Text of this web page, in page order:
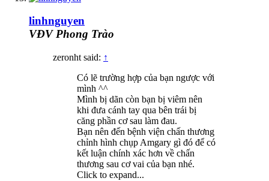
linhnguyen
VĐV Phong Trào
zeronht said: ↑
Có lẽ trường hợp của bạn ngược với
mình ^^
Mình bị dãn còn bạn bị viêm nên
khi đưa cánh tay qua bên trái bị
căng phần cơ sau làm đau.
Bạn nên đến bệnh viện chấn thương
chỉnh hình chụp Amgary gì đó để có
kết luận chính xác hơn về chấn
thương sau cơ vai của bạn nhé.
Click to expand...